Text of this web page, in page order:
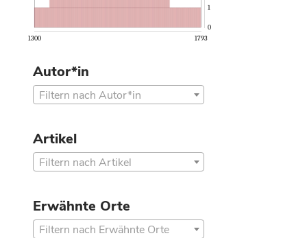
1300 1793
0
1
Autor*in
Filtern nach Autor*in
Artikel
Filtern nach Artikel
Erwähnte Orte
Filtern nach Erwähnte Orte